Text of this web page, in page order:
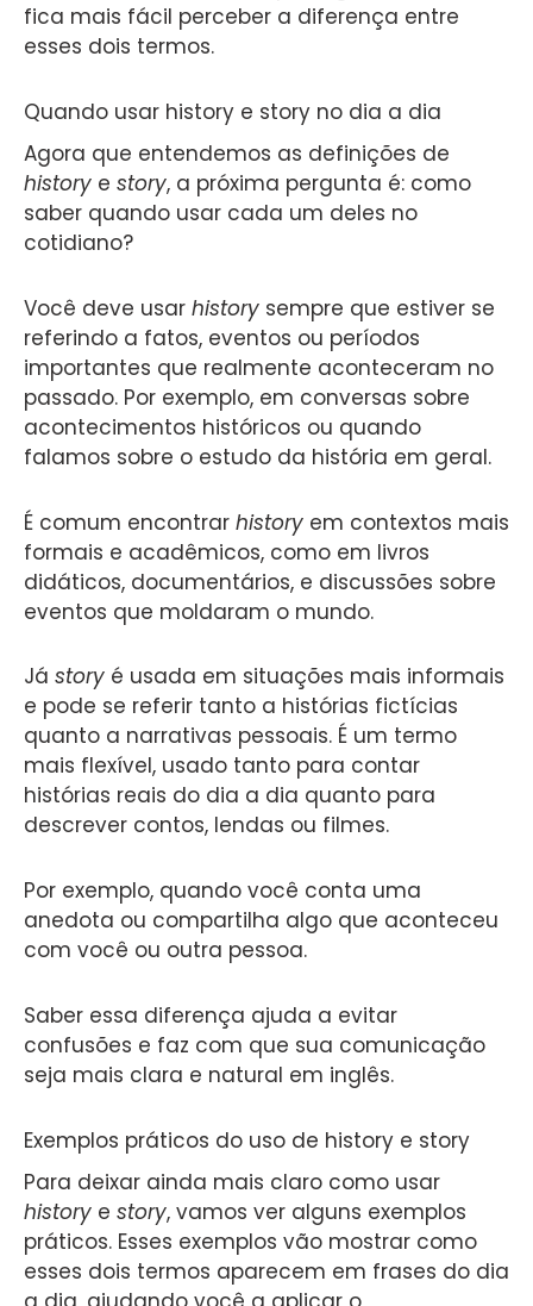
fica mais fácil perceber a diferença entre
esses dois termos.
Quando usar history e story no dia a dia
Agora que entendemos as definições de
history e story, a próxima pergunta é: como
saber quando usar cada um deles no
cotidiano?
Você deve usar history sempre que estiver se
referindo a fatos, eventos ou períodos
importantes que realmente aconteceram no
passado. Por exemplo, em conversas sobre
acontecimentos históricos ou quando
falamos sobre o estudo da história em geral.
É comum encontrar history em contextos mais
formais e acadêmicos, como em livros
didáticos, documentários, e discussões sobre
eventos que moldaram o mundo.
Já story é usada em situações mais informais
e pode se referir tanto a histórias fictícias
quanto a narrativas pessoais. É um termo
mais flexível, usado tanto para contar
histórias reais do dia a dia quanto para
descrever contos, lendas ou filmes.
Por exemplo, quando você conta uma
anedota ou compartilha algo que aconteceu
com você ou outra pessoa.
Saber essa diferença ajuda a evitar
confusões e faz com que sua comunicação
seja mais clara e natural em inglês.
Exemplos práticos do uso de history e story
Para deixar ainda mais claro como usar
history e story, vamos ver alguns exemplos
práticos. Esses exemplos vão mostrar como
esses dois termos aparecem em frases do dia